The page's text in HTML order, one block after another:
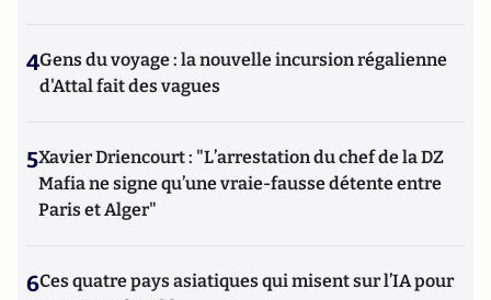
4Gens du voyage : la nouvelle incursion régalienne
d'Attal fait des vagues
5Xavier Driencourt : "L’arrestation du chef de la DZ
Mafia ne signe qu’une vraie-fausse détente entre
Paris et Alger"
6Ces quatre pays asiatiques qui misent sur l’IA pour